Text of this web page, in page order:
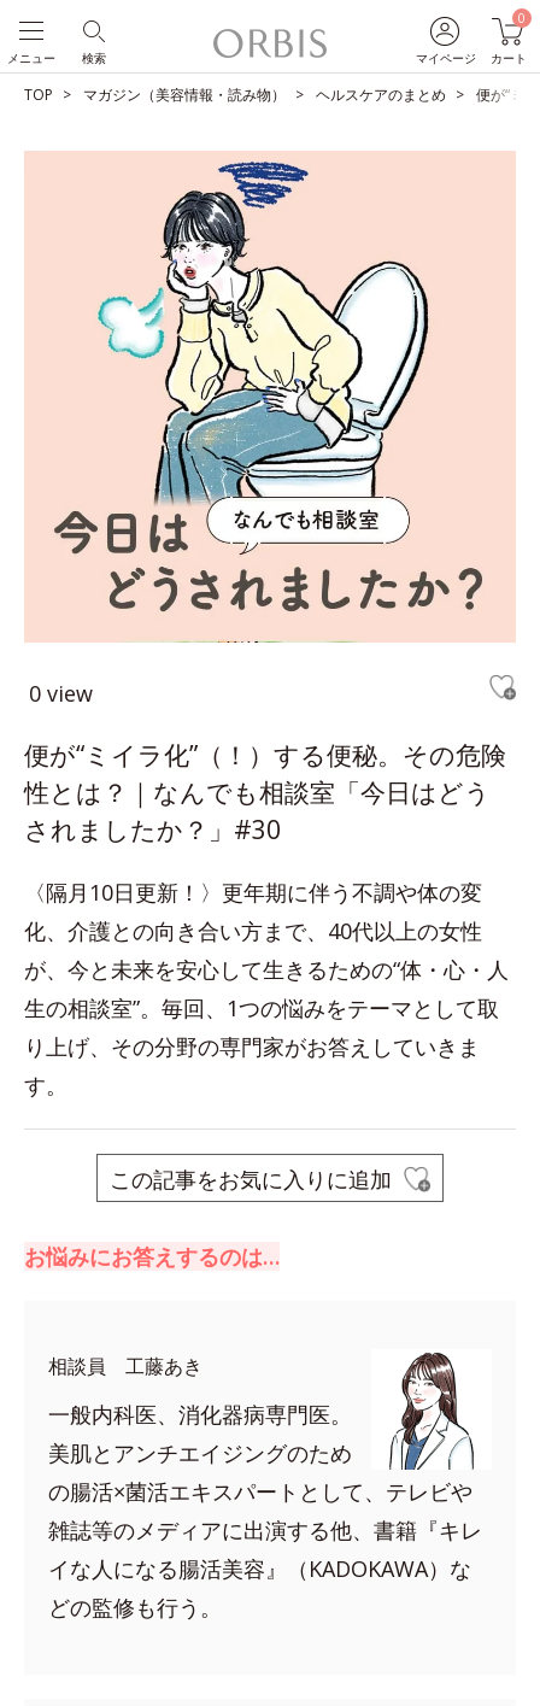
マイページ
0
カート
検索
メニュー
TOP マガジン（美容情報・読み物） ヘルスケアのまとめ 便が“ミ
0 view
便が“ミイラ化”（！）する便秘。その危険
性とは？｜なんでも相談室「今日はどう
されましたか？」#30
〈隔月10日更新！〉更年期に伴う不調や体の変
化、介護との向き合い方まで、40代以上の女性
が、今と未来を安心して生きるための“体・心・人
生の相談室”。毎回、1つの悩みをテーマとして取
り上げ、その分野の専門家がお答えしていきま
す。
この記事をお気に入りに追加
お悩みにお答えするのは…
相談員 工藤あき
一般内科医、消化器病専門医。
美肌とアンチエイジングのため
の腸活×菌活エキスパートとして、テレビや
雑誌等のメディアに出演する他、書籍『キレ
イな人になる腸活美容』（KADOKAWA）な
どの監修も行う。